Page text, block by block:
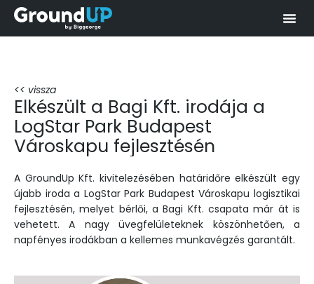
<< vissza
Elkészült a Bagi Kft. irodája a
LogStar Park Budapest
Városkapu fejlesztésén
A GroundUp Kft. kivitelezésében határidőre elkészült egy
újabb iroda a LogStar Park Budapest Városkapu logisztikai
fejlesztésén, melyet bérlői, a Bagi Kft. csapata már át is
vehetett. A nagy üvegfelületeknek köszönhetően, a
napfényes irodákban a kellemes munkavégzés garantált.